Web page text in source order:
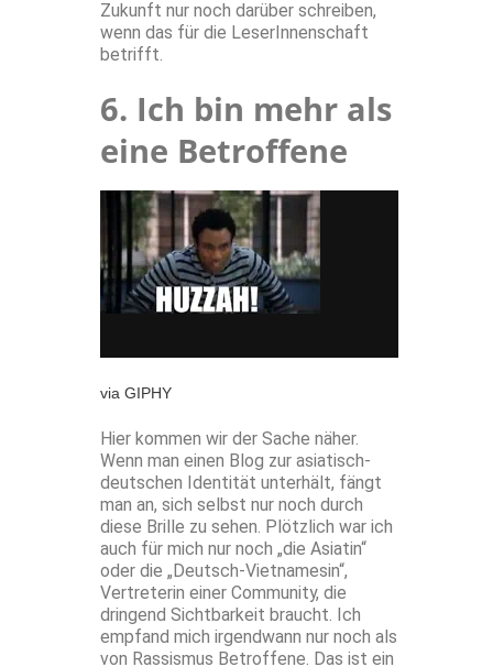
Zukunft nur noch darüber schreiben,
wenn das für die LeserInnenschaft
betrifft.
6. Ich bin mehr als
eine Betroffene
via GIPHY
Hier kommen wir der Sache näher.
Wenn man einen Blog zur asiatisch-
deutschen Identität unterhält, fängt
man an, sich selbst nur noch durch
diese Brille zu sehen. Plötzlich war ich
auch für mich nur noch „die Asiatin“
oder die „Deutsch-Vietnamesin“,
Vertreterin einer Community, die
dringend Sichtbarkeit braucht. Ich
empfand mich irgendwann nur noch als
von Rassismus Betroffene. Das ist ein